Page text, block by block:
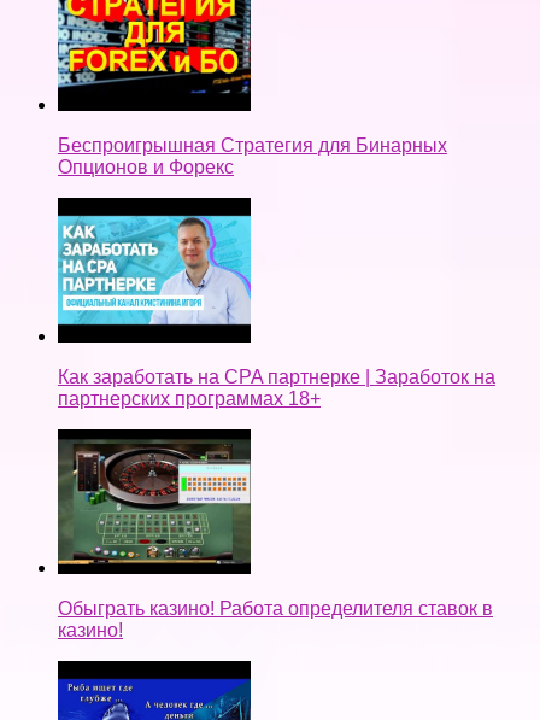
Беспроигрышная Стратегия для Бинарных
Опционов и Форекс
Как заработать на CPA партнерке | Заработок на
партнерских программах 18+
Обыграть казино! Работа определителя ставок в
казино!